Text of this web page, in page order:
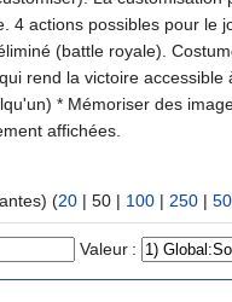
ceux qui se souviennent), qui rajoutent un facteur aléatoire. Le jeu
mini jeu: * Courses d'obstacle * Survivre sur une plateforme qui
des images sur une grille
affichées.
) (20 | 50 | 100 | 250 |
Valeur :